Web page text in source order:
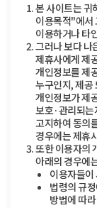
본 사이트는 귀
이용목적"에서
이용하거나 타
그러나 보다 나
제휴사에게 제
개인정보를 제
누구인지, 제공
개인정보가 제
보호·관리되는
고지하여 동의
경우에는 제휴
또한 이용자의
아래의 경우에
이용자들이
법령의 규
방법에 따